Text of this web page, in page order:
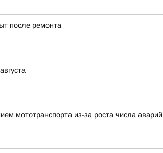
после ремонта
мототранспорта из-за роста числа аварий